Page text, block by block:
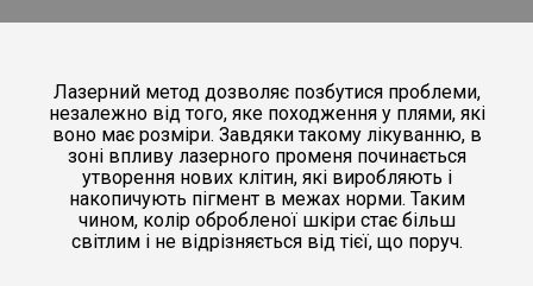
Лазерний метод дозволяє позбутися проблеми,
незалежно від того, яке походження у плями, які
воно має розміри. Завдяки такому лікуванню, в
зоні впливу лазерного променя починається
утворення нових клітин, які виробляють і
накопичують пігмент в межах норми. Таким
чином, колір обробленої шкіри стає більш
світлим і не відрізняється від тієї, що поруч.